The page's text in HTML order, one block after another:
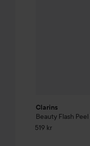
Clarins
Beauty Flash Peel
519 kr